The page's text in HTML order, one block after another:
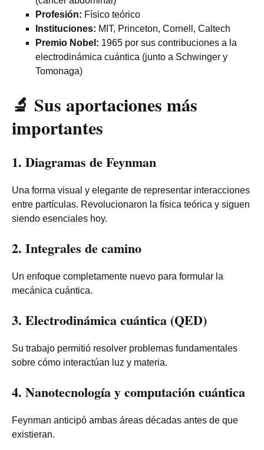
Profesión: Físico teórico
Instituciones: MIT, Princeton, Cornell, Caltech
Premio Nobel: 1965 por sus contribuciones a la
electrodinámica cuántica (junto a Schwinger y
Tomonaga)
🔬 Sus aportaciones más
importantes
1. Diagramas de Feynman
Una forma visual y elegante de representar interacciones
entre partículas. Revolucionaron la física teórica y siguen
siendo esenciales hoy.
2. Integrales de camino
Un enfoque completamente nuevo para formular la
mecánica cuántica.
3. Electrodinámica cuántica (QED)
Su trabajo permitió resolver problemas fundamentales
sobre cómo interactúan luz y materia.
4. Nanotecnología y computación cuántica
Feynman anticipó ambas áreas décadas antes de que
existieran.